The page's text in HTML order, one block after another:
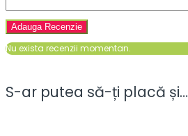
Nu exista recenzii momentan.
S-ar putea să-ți placă și…